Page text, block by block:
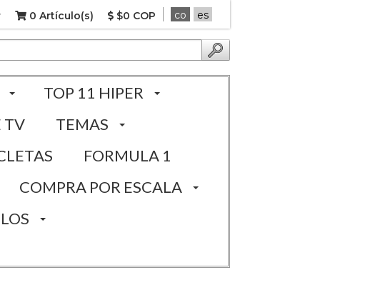
0 Artículo(s) $0 COP co es
TOP 11 HIPER
TV
TEMAS
FORMULA 1
COMPRA POR ESCALA